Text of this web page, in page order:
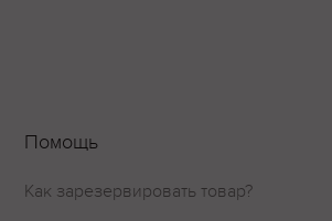
Помощь
Как зарезервировать товар?